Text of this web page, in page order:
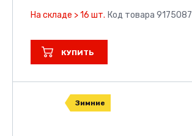
На складе > 16 шт. Код товара 9175087
КУПИТЬ
Зимние